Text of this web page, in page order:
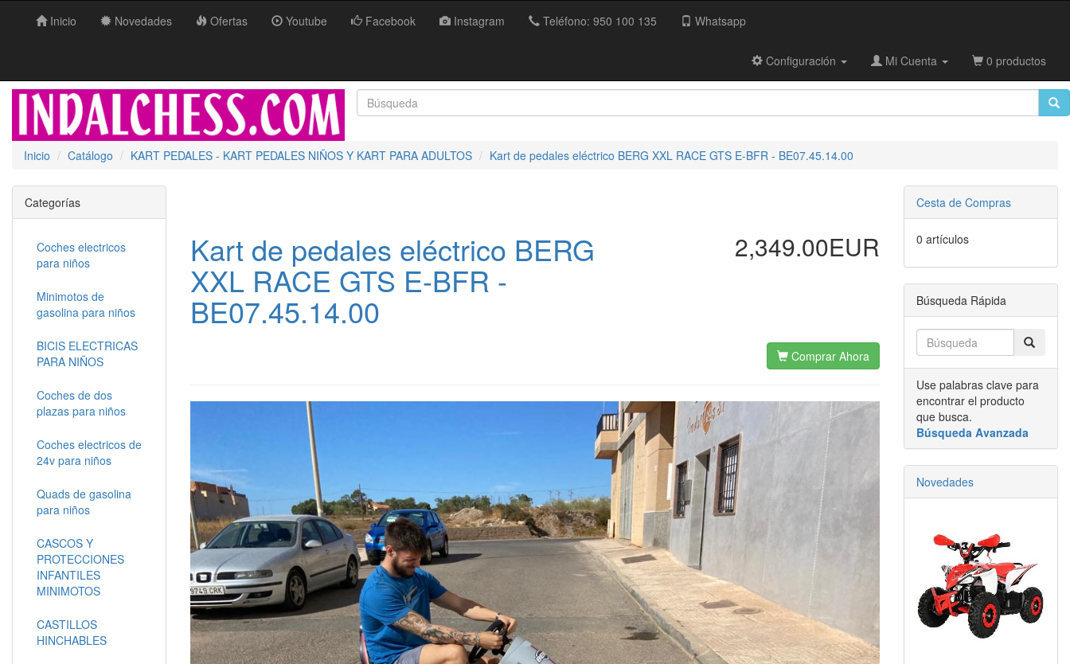
Inicio Novedades Ofertas Youtube Facebook Instagram Teléfono: 950 100 135 Whatsapp
Configuración Mi Cuenta 0 productos
Inicio Catálogo KART PEDALES - KART PEDALES NIÑOS Y KART PARA ADULTOS Kart de pedales eléctrico BERG XXL RACE GTS E-BFR - BE07.45.14.00
Kart de pedales eléctrico BERG
XXL RACE GTS E-BFR -
BE07.45.14.00
2,349.00EUR
Comprar Ahora
Categorías
Coches electricos
para niños
Minimotos de
gasolina para niños
BICIS ELECTRICAS
PARA NIÑOS
Coches de dos
plazas para niños
Coches electricos de
24v para niños
Quads de gasolina
para niños
CASCOS Y
PROTECCIONES
INFANTILES
MINIMOTOS
CASTILLOS
HINCHABLES
Cesta de Compras
0 artículos
Búsqueda Rápida
Use palabras clave para
encontrar el producto
que busca.
Búsqueda Avanzada
Novedades